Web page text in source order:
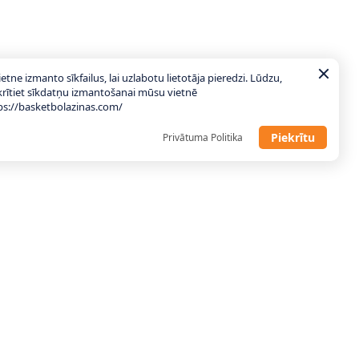
izmanto sīkfailus, lai uzlabotu lietotāja pieredzi. Lūdzu,
sīkdatņu izmantošanai mūsu vietnē
basketbolazinas.com/
Privātuma Politika Piekrītu